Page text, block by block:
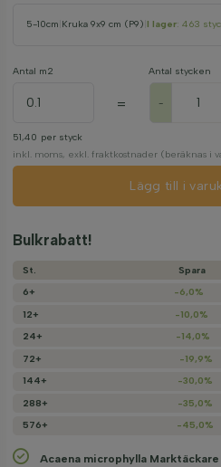
5-10cm Kruka 9x9 cm (P9) I lager: 463
Antal m2
=
Antal stycken
-
51,40 per styck
inkl. moms, exkl. fraktkostnader (beräknas i
Lägg till i
Bulkrabatt!
St. Spara
6+
-6,0%
12+
-10,0%
24+
-14,0%
72+
-19,9%
144+
-30,0%
288+
-35,0%
576+
-45,0%
Acaena microphylla Marktäckare